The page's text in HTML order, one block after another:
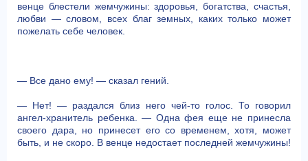
венце блестели жемчужины: здоровья, богатства, счастья,
любви — словом, всех благ земных, каких только может
пожелать себе человек.
— Все дано ему! — сказал гений.
— Нет! — раздался близ него чей-то голос. То говорил
ангел-хранитель ребенка. — Одна фея еще не принесла
своего дара, но принесет его со временем, хотя, может
быть, и не скоро. В венце недостает последней жемчужины!